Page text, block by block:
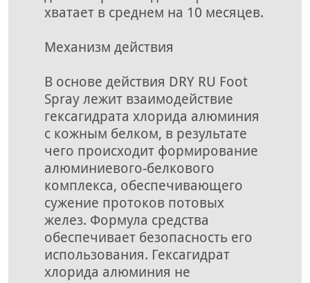
хватает в среднем на 10 месяцев.
Механизм действия
В основе действия DRY RU Foot
Spray лежит взаимодействие
гексагидрата хлорида алюминия
с кожным белком, в результате
чего происходит формирование
алюминиевого-белкового
комплекса, обеспечивающего
сужение протоков потовых
желез. Формула средства
обеспечивает безопасность его
использования. Гексагидрат
хлорида алюминия не